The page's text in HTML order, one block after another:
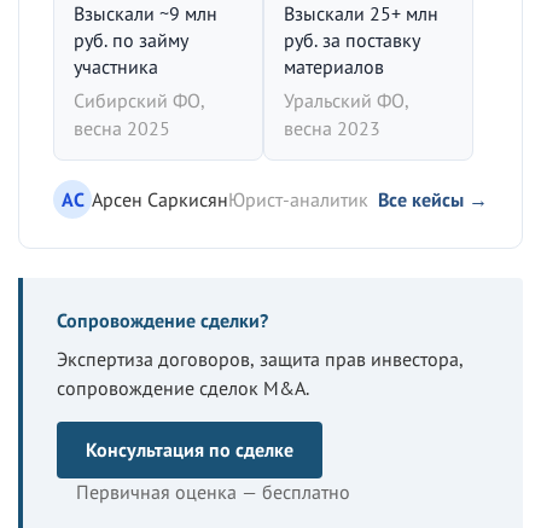
Взыскали ~9 млн
руб. по займу
участника
Сибирский ФО,
весна 2025
Взыскали 25+ млн
руб. за поставку
материалов
Уральский ФО,
весна 2023
АС Арсен СаркисянЮрист-аналитик Все кейсы →
Сопровождение сделки?
Экспертиза договоров, защита прав инвестора,
сопровождение сделок M&A.
Консультация по сделке
Первичная оценка — бесплатно